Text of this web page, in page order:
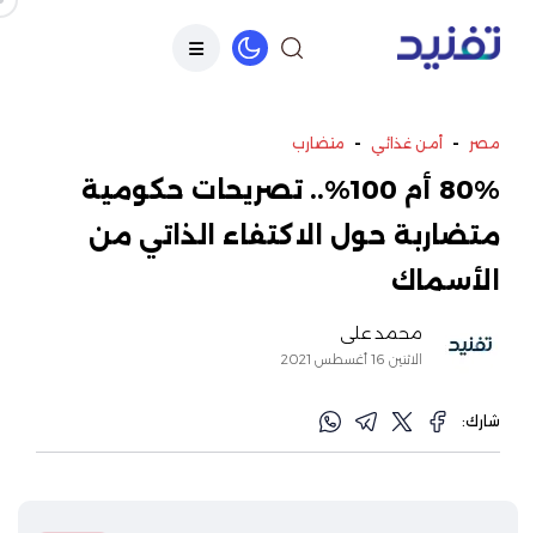
مصر - أمن غذائي - متضارب
80% أم 100%.. تصريحات حكومية
متضاربة حول الاكتفاء الذاتي من
الأسماك
محمد علي
الاثنين 16 أغسطس 2021
شارك: